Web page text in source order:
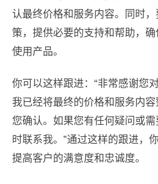
认最终价格和服务内容。同时
策，提供必要的支持和帮助，
使用产品。
你可以这样跟进：“非常感谢您
我已经将最终的价格和服务内
您确认。如果您有任何疑问或
时联系我。”通过这样的跟进，
提高客户的满意度和忠诚度。